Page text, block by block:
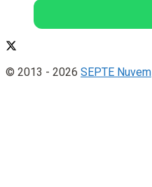
© 2013 - 2026 SEPTE Nuvem